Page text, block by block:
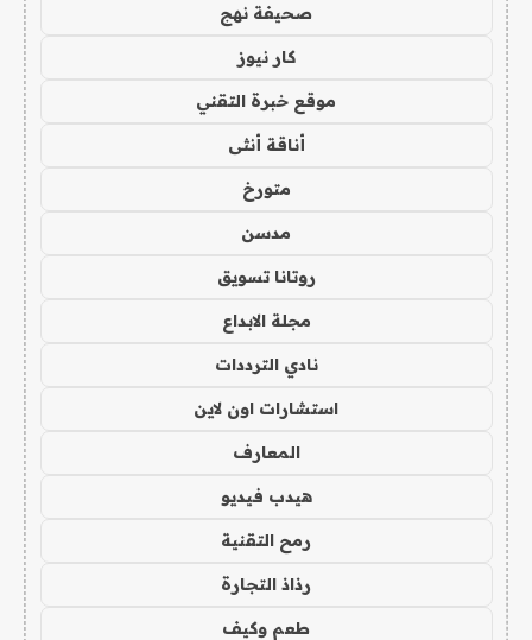
صحيفة نهج
كار نيوز
موقع خبرة التقني
أناقة أنثى
متورخ
مدسن
روتانا تسويق
مجلة الابداع
نادي الترددات
استشارات اون لاين
المعارف
هيدب فيديو
رمح التقنية
رذاذ التجارة
طعم وكيف